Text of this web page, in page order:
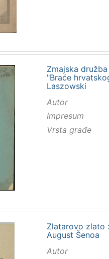
Zmajska
"Braće
Laszowski
Autor
Impresum
Vrsta građe
Zlatarovo zlato
August Šenoa
Autor